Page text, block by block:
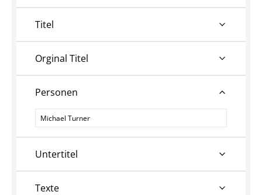
Titel
Orginal Titel
Personen
Personen
Untertitel
Texte